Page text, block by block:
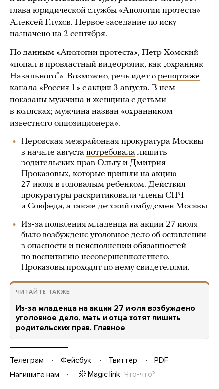
глава юридической службы «Апологии протеста»
Алексей Глухов. Первое заседание по иску
назначено на 2 сентября.
По данным «Апологии протеста», Петр Хомский
«попал в провластный видеоролик, как „охранник
Навального“». Возможно, речь идет о репортаже
канала «Россия 1» с акции 3 августа. В нем
показаны мужчина и женщина с детьми
в колясках; мужчина назван «охранником
известного оппозиционера».
Перовская межрайонная прокуратура Москвы
в начале августа потребовала лишить
родительских прав Ольгу и Дмитрия
Проказовых, которые пришли на акцию
27 июля в годовалым ребенком. Действия
прокуратуры раскритиковали члены СПЧ
и Совфеда, а также детский омбудсмен Москвы
Из-за появления младенца на акции 27 июля
было возбуждено уголовное дело об оставлении
в опасности и неисполнении обязанностей
по воспитанию несовершеннолетнего.
Проказовы проходят по нему свидетелями.
ЧИТАЙТЕ ТАКЖЕ
Из-за младенца на акции 27 июля возбуждено
уголовное дело, мать и отца хотят лишить
родительских прав. Главное
Телеграм Фейсбук Твиттер
PDF
Напишите нам
Magic link Что-что?